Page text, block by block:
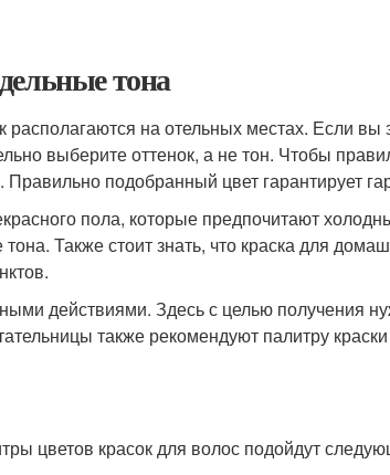
тона
на отельных местах. Если вы
выберите оттенок, а не тон. Чтобы
Правильно подобранный цвет гарантирует
пола, которые предпочитают
Также стоит знать, что краска для
действиями. Здесь с целью получения
также рекомендуют палитру
цветов красок для волос подойдут